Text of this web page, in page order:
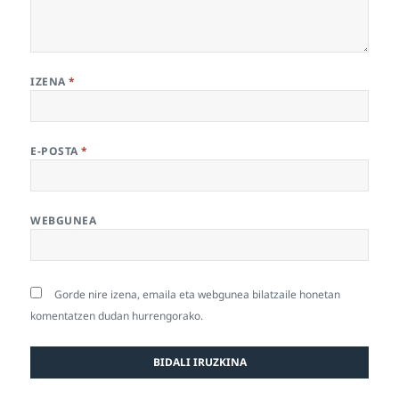
IZENA*
E-POSTA*
WEBGUNEA
Gorde nire izena, emaila eta webgunea bilatzaile honetan
komentatzen dudan hurrengorako.